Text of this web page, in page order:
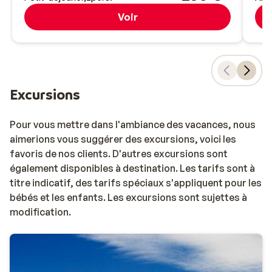
Voir
Excursions
Pour vous mettre dans l'ambiance des vacances, nous
aimerions vous suggérer des excursions, voici les
favoris de nos clients. D'autres excursions sont
également disponibles à destination. Les tarifs sont à
titre indicatif, des tarifs spéciaux s'appliquent pour les
bébés et les enfants. Les excursions sont sujettes à
modification.